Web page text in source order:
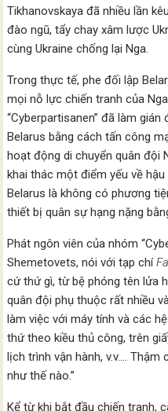
Tikhanovskaya đã nhiều lần
đào ngũ, tẩy chay xâm lược
cùng Ukraine chống lại Nga.
Trong thực tế, phe đối lập
mọi nỗ lực chiến tranh của
“Cyberpartisanen” đã làm
Belarus bằng cách tấn công
hoạt động di chuyển quân đội
khai thác một điểm yếu về
Belarus là không có phương
thiết bị quân sự hạng nặng
Phát ngôn viên của nhóm
Shemetovets, nói với tạp chí
cứ thứ gì, từ bệ phóng tên lửa
quân đội phụ thuộc rất nhiều
làm việc với máy tính và các
thứ theo kiều thủ công, trên
lịch trình vận hành, v.v…. Thậm
như thế nào.”
Kể từ khi bắt đầu chiến tranh,